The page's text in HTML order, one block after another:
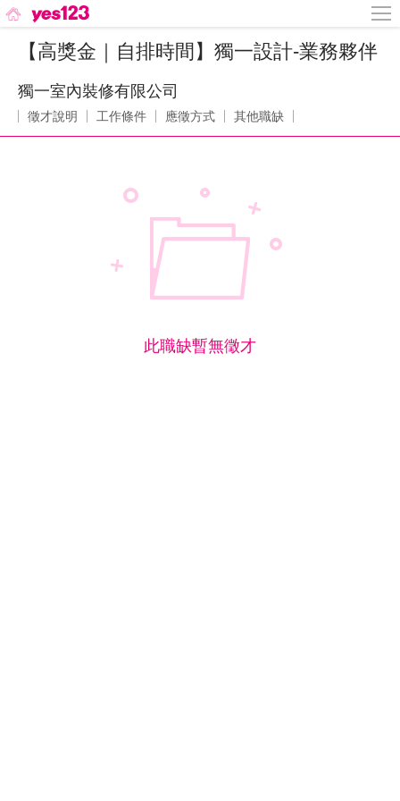
【高獎金｜自排時間】獨一設計-業務夥伴
獨一室內裝修有限公司
徵才說明 工作條件 應徵方式 其他職缺
此職缺暫無徵才